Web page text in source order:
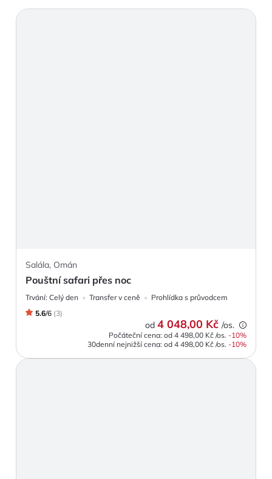
Salála, Omán
Pouštní safari přes noc
Trvání: Celý den Transfer v ceně
Prohlídka s průvodcem
5.6/6 (3)
od 4 048,00 Kč /os.
Počáteční cena: od 4 498,00 Kč /os. -10%
30denní nejnižší cena: od 4 498,00 Kč /os. -10%